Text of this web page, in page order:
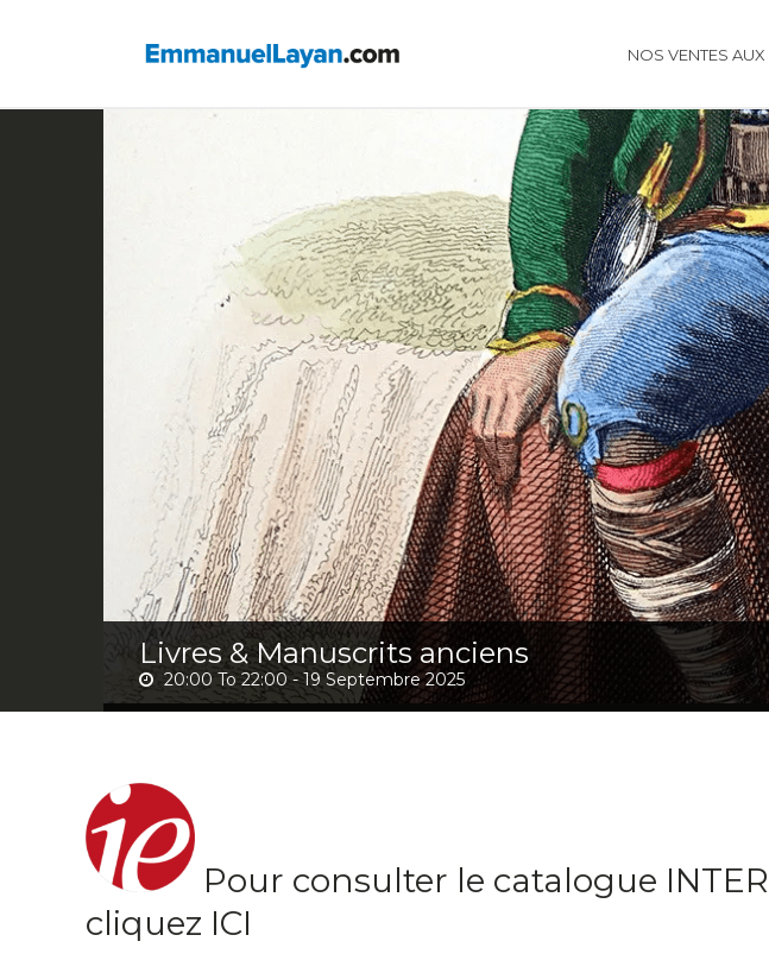
NOS VENTES AUX
Livres & Manuscrits anciens
20:00 To 22:00 - 19 Septembre 2025
Pour consulter le catalogue
cliquez ICI